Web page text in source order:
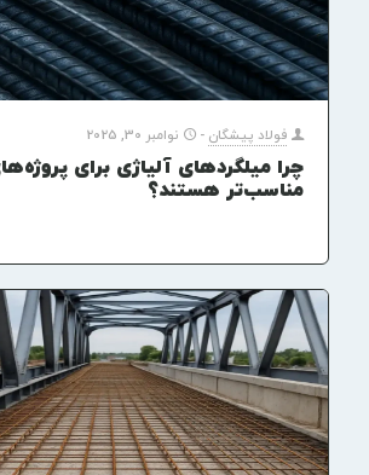
فولاد پیشگان - نوامبر 30, 2025
چرا میلگردهای آلیاژی برای
مناسب‌تر هستند؟